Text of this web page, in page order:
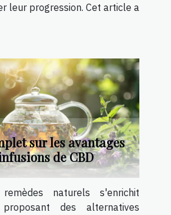
leur progression. Cet article a
sur les avantages
de CBD
naturels s'enrichit
proposant des alternatives